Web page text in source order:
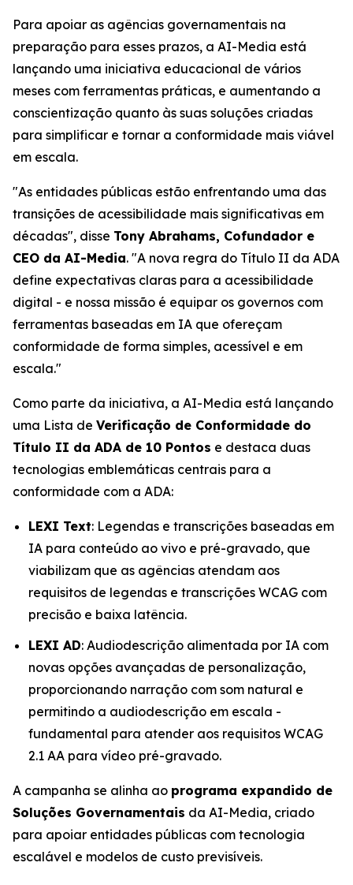
Para apoiar as agências governamentais na
preparação para esses prazos, a AI-Media está
lançando uma iniciativa educacional de vários
meses com ferramentas práticas, e aumentando a
conscientização quanto às suas soluções criadas
para simplificar e tornar a conformidade mais viável
em escala.
"As entidades públicas estão enfrentando uma das
transições de acessibilidade mais significativas em
décadas", disse Tony Abrahams, Cofundador e
CEO da AI-Media. "A nova regra do Título II da ADA
define expectativas claras para a acessibilidade
digital - e nossa missão é equipar os governos com
ferramentas baseadas em IA que ofereçam
conformidade de forma simples, acessível e em
escala."
Como parte da iniciativa, a AI-Media está lançando
uma Lista de Verificação de Conformidade do
Título II da ADA de 10 Pontos e destaca duas
tecnologias emblemáticas centrais para a
conformidade com a ADA:
LEXI Text: Legendas e transcrições baseadas em
IA para conteúdo ao vivo e pré-gravado, que
viabilizam que as agências atendam aos
requisitos de legendas e transcrições WCAG com
precisão e baixa latência.
LEXI AD: Audiodescrição alimentada por IA com
novas opções avançadas de personalização,
proporcionando narração com som natural e
permitindo a audiodescrição em escala -
fundamental para atender aos requisitos WCAG
2.1 AA para vídeo pré-gravado.
A campanha se alinha ao programa expandido de
Soluções Governamentais da AI-Media, criado
para apoiar entidades públicas com tecnologia
escalável e modelos de custo previsíveis.